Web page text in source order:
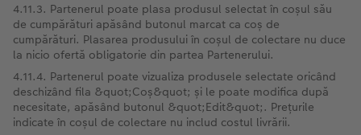
4.11.3. Partenerul poate plasa produsul selectat în coșul său
de cumpărături apăsând butonul marcat ca coș de
cumpărături. Plasarea produsului în coșul de colectare nu duce
la nicio ofertă obligatorie din partea Partenerului.
4.11.4. Partenerul poate vizualiza produsele selectate oricând
deschizând fila &quot;Coș&quot; și le poate modifica după
necesitate, apăsând butonul &quot;Edit&quot;. Prețurile
indicate în coșul de colectare nu includ costul livrării.